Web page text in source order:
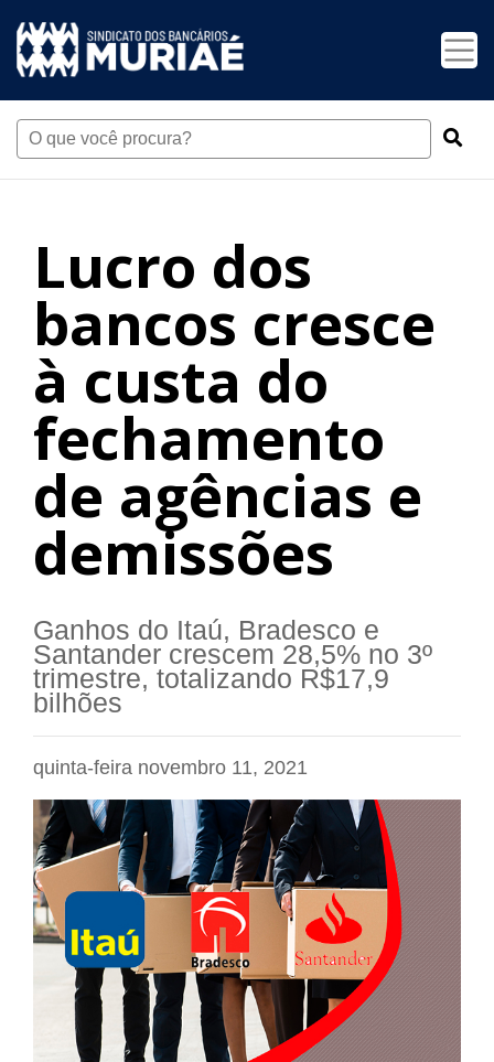
Lucro dos
bancos cresce
à custa do
fechamento
de agências e
demissões
Ganhos do Itaú, Bradesco e
Santander crescem 28,5% no 3º
trimestre, totalizando R$17,9
bilhões
quinta-feira novembro 11, 2021